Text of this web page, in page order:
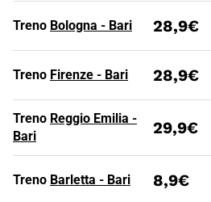
Treno Bologna - Bari 28,9€
Treno Firenze - Bari 28,9€
Treno Reggio Emilia -
Bari
29,9€
Treno Barletta - Bari 8,9€